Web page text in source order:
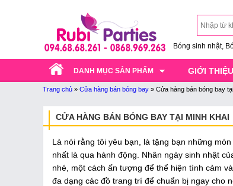
Bóng sinh nhật,
DANH MỤC SẢN PHẨM GIỚI THIỆU
Trang chủ » Cửa hàng bán bóng bay » Cửa hàng bán bóng bay
CỬA HÀNG BÁN BÓNG BAY TẠI MINH KHAI
Là nói rằng tôi yêu bạn, là tặng bạn những
nhất là qua hành động. Nhân ngày sinh nhật
nhé, một cách ấn tượng để thể hiện tình cảm
đa dạng các đồ trang trí để chuẩn bị ngay cho